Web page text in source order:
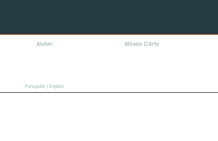
Português English